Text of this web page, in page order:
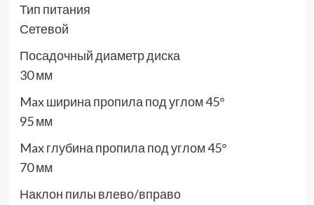
Тип питания
Сетевой
Посадочный диаметр диска
30 мм
Max ширина пропила под углом 45°
95 мм
Max глубина пропила под углом 45°
70 мм
Наклон пилы влево/вправо